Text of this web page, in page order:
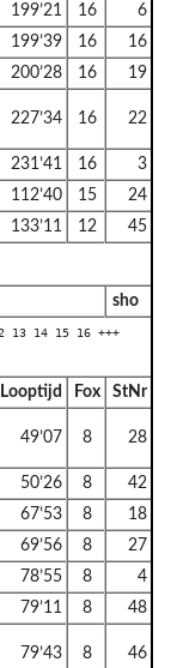
199’21 16
6
199’39 16
16
200’28 16 19
227’34 16 22
231’41 16
3
112’40 15
24
133’11 12 45
sho
13 14 15 16 +++
Looptijd Fox StNr
49’07 8 28
50’26 8
42
67’53 8
18
69’56 8
27
78’55 8
4
79’11 8 48
79’43 8 46